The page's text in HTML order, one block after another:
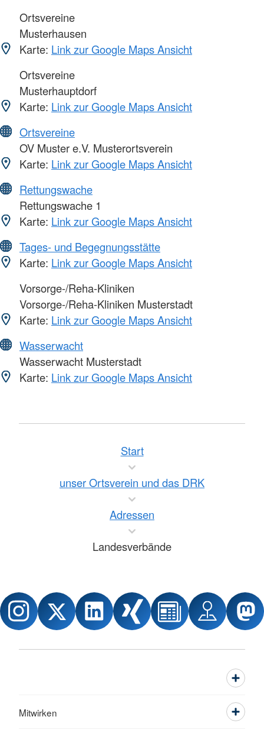
Ortsvereine
Musterhausen
Karte: Link zur Google Maps Ansicht
Ortsvereine
Musterhauptdorf
Karte: Link zur Google Maps Ansicht
Ortsvereine
OV Muster e.V. Musterortsverein
Karte: Link zur Google Maps Ansicht
Rettungswache
Rettungswache 1
Karte: Link zur Google Maps Ansicht
Tages- und Begegnungsstätte
Karte: Link zur Google Maps Ansicht
Vorsorge-/Reha-Kliniken
Vorsorge-/Reha-Kliniken Musterstadt
Karte: Link zur Google Maps Ansicht
Wasserwacht
Wasserwacht Musterstadt
Karte: Link zur Google Maps Ansicht
Start
unser Ortsverein und das DRK
Adressen
Landesverbände
Mitwirken